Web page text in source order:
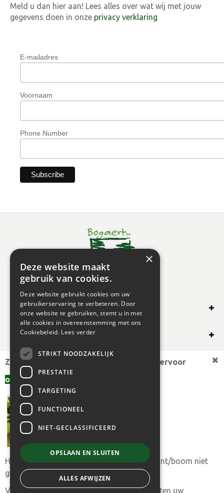
Meld u dan hier aan! Lees alles over wat wij met jouw
gegevens doen in onze privacy verklaring
E-mailadres
Voornaam
Phone Number
SHOP ONLINE
OVERIG
OPENINGSUREN
© 2024 BOGAERT B.V.
GREEN SOLUTIONS| PRIVACY POLICY
ALGEMENE
Zoekt u een andere plantmaat,
bekijk hiervoor
offerte aanvragen
Heeft u toch uw gewenste plantmaat of plant/boom niet
gevonden?
Vul onsaanvraagformulierin en we trachten uw
×
Deze website maakt
gebruik van cookies.
Deze website gebruikt cookies om uw
gebruikerservaring te verbeteren. Door
onze website te gebruiken, stemt u in met
alle cookies in overeenstemming met ons
Cookiebeleid. Lees verder
STRIKT NOODZAKELIJK
PRESTATIE
TARGETING
FUNCTIONEEL
NIET-GECLASSIFICEERD
OPSLAAN EN SLUITEN
ALLES AFWIJZEN